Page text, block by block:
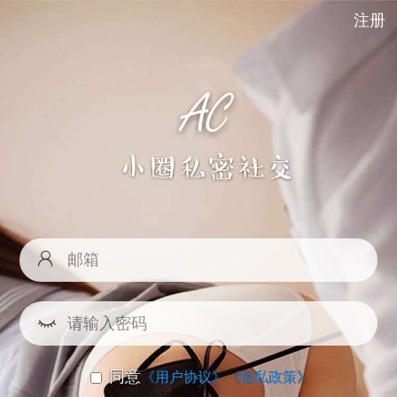
注册
同意《用户协议》《隐私政策》